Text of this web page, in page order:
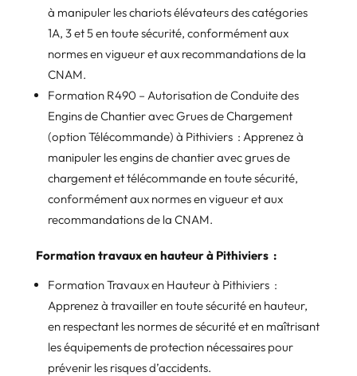
à manipuler les chariots élévateurs des catégories
1A, 3 et 5 en toute sécurité, conformément aux
normes en vigueur et aux recommandations de la
CNAM.
Formation R490 – Autorisation de Conduite des
Engins de Chantier avec Grues de Chargement
(option Télécommande) à Pithiviers : Apprenez à
manipuler les engins de chantier avec grues de
chargement et télécommande en toute sécurité,
conformément aux normes en vigueur et aux
recommandations de la CNAM.
Formation travaux en hauteur à Pithiviers :
Formation Travaux en Hauteur à Pithiviers :
Apprenez à travailler en toute sécurité en hauteur,
en respectant les normes de sécurité et en maîtrisant
les équipements de protection nécessaires pour
prévenir les risques d’accidents.